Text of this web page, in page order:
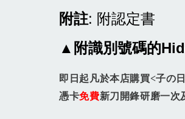
附註: 附認定書
▲附識別號碼的
即日起凡於本店購買<子の
憑卡免費新刀開鋒研磨一次